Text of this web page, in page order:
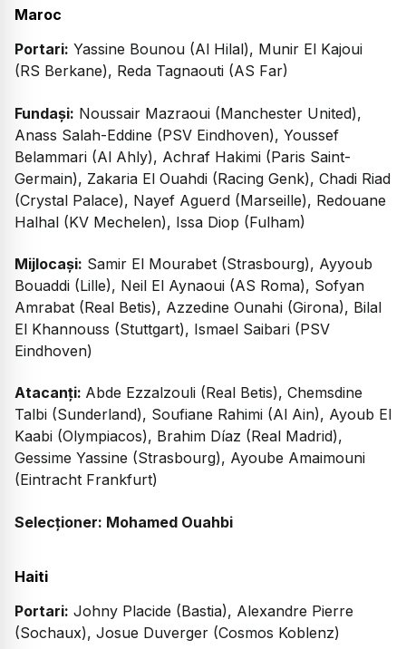
Maroc
Portari: Yassine Bounou (Al Hilal), Munir El Kajoui
(RS Berkane), Reda Tagnaouti (AS Far)
Fundași: Noussair Mazraoui (Manchester United),
Anass Salah-Eddine (PSV Eindhoven), Youssef
Belammari (Al Ahly), Achraf Hakimi (Paris Saint-
Germain), Zakaria El Ouahdi (Racing Genk), Chadi Riad
(Crystal Palace), Nayef Aguerd (Marseille), Redouane
Halhal (KV Mechelen), Issa Diop (Fulham)
Mijlocași: Samir El Mourabet (Strasbourg), Ayyoub
Bouaddi (Lille), Neil El Aynaoui (AS Roma), Sofyan
Amrabat (Real Betis), Azzedine Ounahi (Girona), Bilal
El Khannouss (Stuttgart), Ismael Saibari (PSV
Eindhoven)
Atacanți: Abde Ezzalzouli (Real Betis), Chemsdine
Talbi (Sunderland), Soufiane Rahimi (Al Ain), Ayoub El
Kaabi (Olympiacos), Brahim Díaz (Real Madrid),
Gessime Yassine (Strasbourg), Ayoube Amaimouni
(Eintracht Frankfurt)
Selecționer: Mohamed Ouahbi
Haiti
Portari: Johny Placide (Bastia), Alexandre Pierre
(Sochaux), Josue Duverger (Cosmos Koblenz)